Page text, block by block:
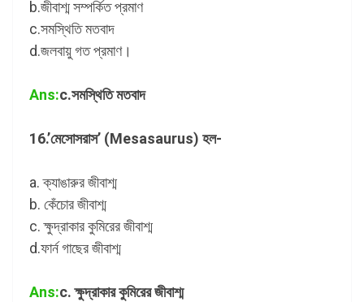
b.জীবাশ্ম সম্পর্কিত প্রমাণ
c.সমস্থিতি মতবাদ
d.জলবায়ু গত প্রমাণ।
Ans:c.সমস্থিতি মতবাদ
16.’মেসোসরাস’ (Mesasaurus) হল-
a. ক্যাঙারুর জীবাশ্ম
b. কেঁচোর জীবাশ্ম
c. ক্ষুদ্রাকার কুমিরের জীবাশ্ম
d.ফার্ন গাছের জীবাশ্ম
Ans:c. ক্ষুদ্রাকার কুমিরের জীবাশ্ম